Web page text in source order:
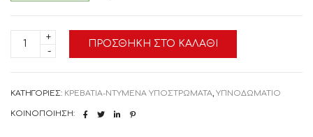
kps4805
KPS/
ΜΕ
ΑΠΟΘΗΚΕΥΤΙΚΟ
ΧΩΡΟ
ΠΡΟΣΘΉΚΗ ΣΤΟ ΚΑΛΆΘΙ
ΚΑΤΗΓΟΡΊΕΣ: ΚΡΕΒΑΤΙΑ-ΝΤΥΜΕΝΑ ΥΠΟΣΤΡΩΜΑΤΑ, ΥΠΝΟΔΩΜΑΤΙΟ
ΚΟΙΝΟΠΟΊΗΣΗ: